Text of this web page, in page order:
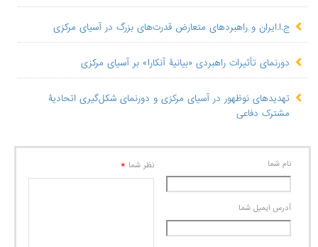
ج.ا.ایران و راهبردهای متعارض قدرت‌های بزرگ در آسیای مرکزی
دورنمای تأثیرات راهبردی «بیانیۀ آنکارا» بر آسیای مرکزی
تهدیدهای نوظهور در آسیای مرکزی و دورنمای شکل‌گیری اتحادیۀ
مشترک دفاعی
نام شما
آدرس ايميل شما
نظر شما *